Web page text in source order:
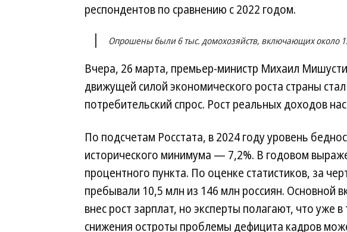
респондентов по сравнению с 2022 годом.
Опрошены были 6 тыс. домохозяйств, включающих около
Вчера, 26 марта, премьер-министр Михаил
движущей силой экономического роста страны
потребительский спрос. Рост реальных доходов
По подсчетам Росстата, в 2024 году уровень
исторического минимума — 7,2%. В годовом
процентного пункта. По оценке статистиков, за
пребывали 10,5 млн из 146 млн россиян. Основной
внес рост зарплат, но эксперты полагают, что уже
снижения остроты проблемы дефицита кадров